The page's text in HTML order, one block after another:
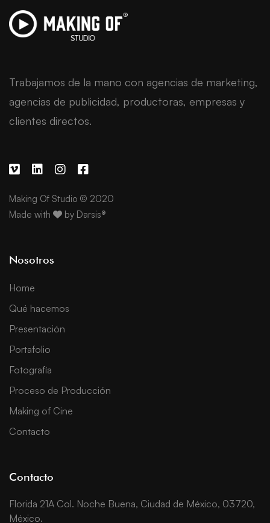
Trabajamos de la mano con agencias de marketing,
agencias de publicidad, productoras, empresas y
clientes directos.
Making Of Studio © 2020
Made with
by Darsis®
Nosotros
Home
Qué hacemos
Presentación
Portafolio
Fotografía
Proceso de Producción
Making of Cine
Contacto
Contacto
Florida 21A Col. Noche Buena, Ciudad de México, 03720,
México.